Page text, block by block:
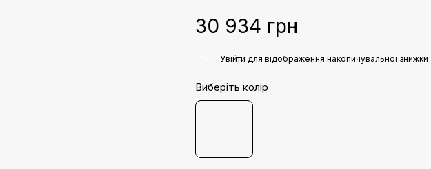
30 934 грн
Увійти для відображення накопичувальної знижки
Виберіть колір